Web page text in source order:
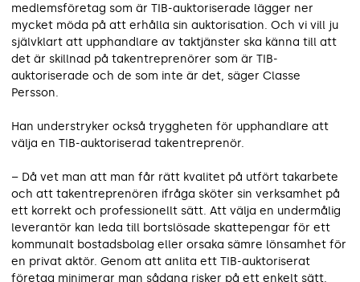
medlemsföretag som är TIB-auktoriserade lägger ner
mycket möda på att erhålla sin auktorisation. Och vi vill ju
självklart att upphandlare av taktjänster ska känna till att
det är skillnad på takentreprenörer som är TIB-
auktoriserade och de som inte är det, säger Classe
Persson.
Han understryker också tryggheten för upphandlare att
välja en TIB-auktoriserad takentreprenör.
– Då vet man att man får rätt kvalitet på utfört takarbete
och att takentreprenören ifråga sköter sin verksamhet på
ett korrekt och professionellt sätt. Att välja en undermålig
leverantör kan leda till bortslösade skattepengar för ett
kommunalt ­bostadsbolag eller orsaka sämre lönsamhet för
en privat aktör. Genom att anlita ett TIB-auktoriserat
företag minimerar man sådana risker på ett enkelt sätt.